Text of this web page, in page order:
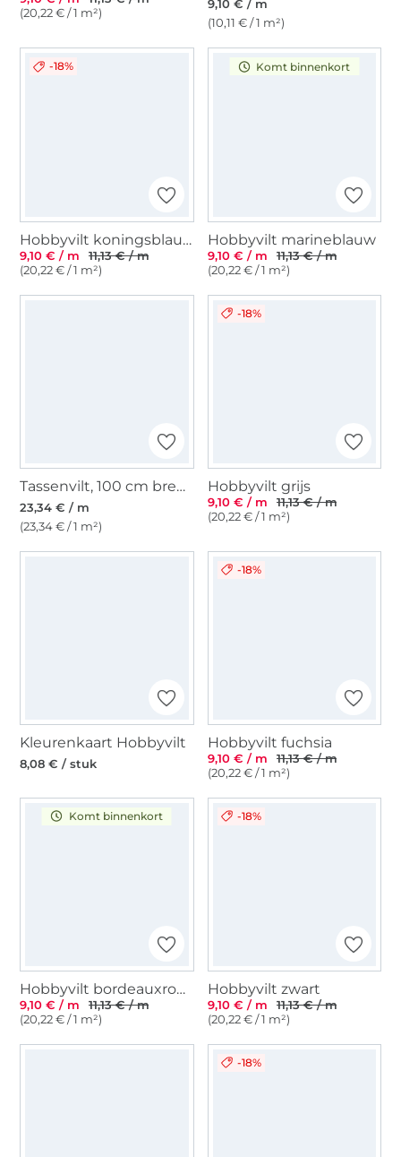
(20,22 € / 1 m²)
9,10 € / m
(10,11 € / 1 m²)
-18%
Hobbyvilt koningsblauw
9,10 € / m
11,13 € / m
(20,22 € / 1 m²)
Komt binnenkort
Hobbyvilt marineblauw
9,10 € / m
11,13 € / m
(20,22 € / 1 m²)
Tassenvilt, 100 cm breed, zwart
23,34 € / m
(23,34 € / 1 m²)
-18%
Hobbyvilt grijs
9,10 € / m
11,13 € / m
(20,22 € / 1 m²)
Kleurenkaart Hobbyvilt
8,08 € / stuk
-18%
Hobbyvilt fuchsia
9,10 € / m
11,13 € / m
(20,22 € / 1 m²)
Komt binnenkort
Hobbyvilt bordeauxrood
9,10 € / m
11,13 € / m
(20,22 € / 1 m²)
-18%
Hobbyvilt zwart
9,10 € / m
11,13 € / m
(20,22 € / 1 m²)
-18%